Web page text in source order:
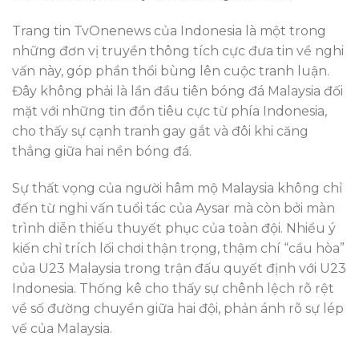
Trang tin TvOnenews của Indonesia là một trong
những đơn vị truyền thông tích cực đưa tin về nghi
vấn này, góp phần thổi bùng lên cuộc tranh luận.
Đây không phải là lần đầu tiên bóng đá Malaysia đối
mặt với những tin đồn tiêu cực từ phía Indonesia,
cho thấy sự cạnh tranh gay gắt và đôi khi căng
thẳng giữa hai nền bóng đá.
Sự thất vọng của người hâm mộ Malaysia không chỉ
đến từ nghi vấn tuổi tác của Aysar mà còn bởi màn
trình diễn thiếu thuyết phục của toàn đội. Nhiều ý
kiến chỉ trích lối chơi thận trọng, thậm chí “cầu hòa”
của U23 Malaysia trong trận đấu quyết định với U23
Indonesia. Thống kê cho thấy sự chênh lệch rõ rệt
về số đường chuyền giữa hai đội, phản ánh rõ sự lép
vế của Malaysia.